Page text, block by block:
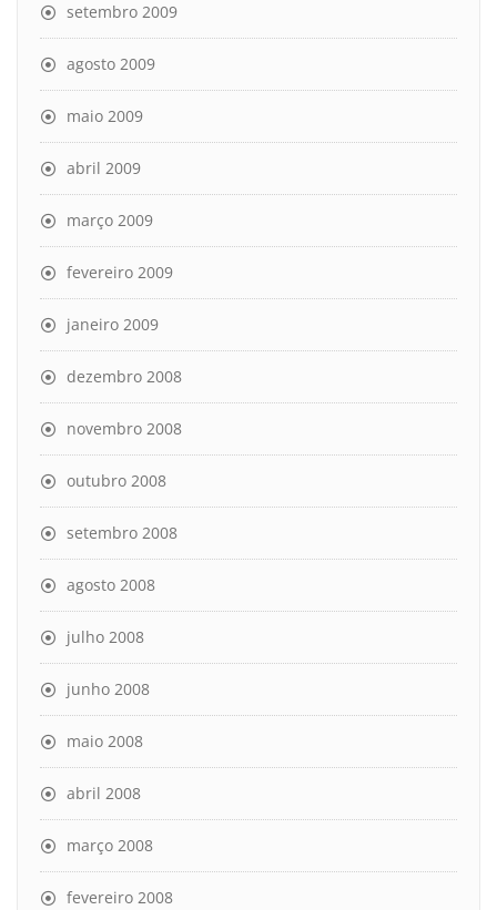
setembro 2009
agosto 2009
maio 2009
abril 2009
março 2009
fevereiro 2009
janeiro 2009
dezembro 2008
novembro 2008
outubro 2008
setembro 2008
agosto 2008
julho 2008
junho 2008
maio 2008
abril 2008
março 2008
fevereiro 2008